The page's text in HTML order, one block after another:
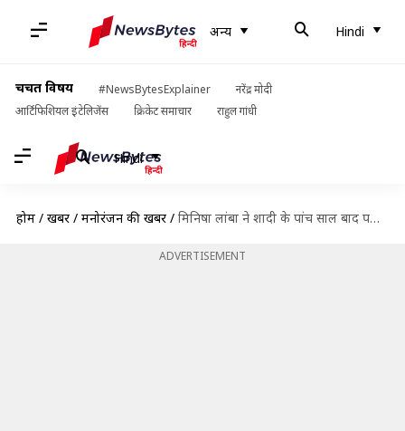
अन्य Hindi
चर्चित विषय #NewsBytesExplainer
नरेंद्र मोदी
आर्टिफिशियल इंटेलिजेंस
क्रिकेट समाचार राहुल गांधी
Hindi
होम / खबरें / मनोरंजन की खबरें / मिनिषा लांबा ने शादी के पांच साल बाद पति रयान से लिया तलाक, खुद दी जानकारी
ADVERTISEMENT